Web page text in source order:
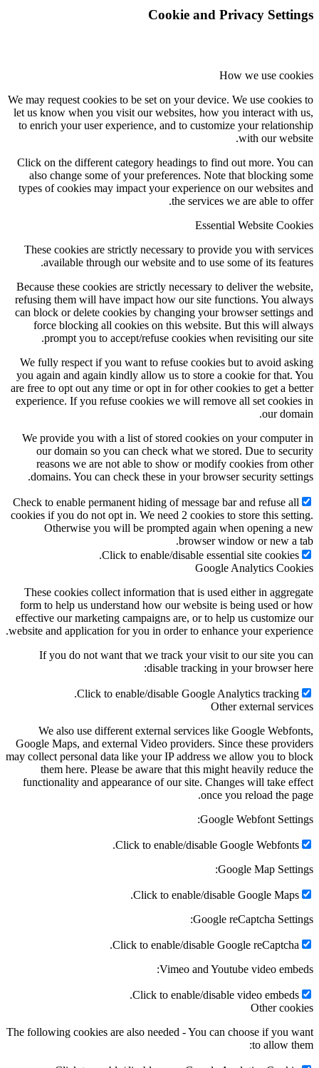
Cookie and Privacy Settings
How we use cookies
We may request cookies to be set on your device. We use cookies to
let us know when you visit our websites, how you interact with us,
to enrich your user experience, and to customize your relationship
with our website.
Click on the different category headings to find out more. You can
also change some of your preferences. Note that blocking some
types of cookies may impact your experience on our websites and
the services we are able to offer.
Essential Website Cookies
These cookies are strictly necessary to provide you with services
available through our website and to use some of its features.
Because these cookies are strictly necessary to deliver the website,
refusing them will have impact how our site functions. You always
can block or delete cookies by changing your browser settings and
force blocking all cookies on this website. But this will always
prompt you to accept/refuse cookies when revisiting our site.
We fully respect if you want to refuse cookies but to avoid asking
you again and again kindly allow us to store a cookie for that. You
are free to opt out any time or opt in for other cookies to get a better
experience. If you refuse cookies we will remove all set cookies in
our domain.
We provide you with a list of stored cookies on your computer in
our domain so you can check what we stored. Due to security
reasons we are not able to show or modify cookies from other
domains. You can check these in your browser security settings.
Check to enable permanent hiding of message bar and refuse all
cookies if you do not opt in. We need 2 cookies to store this setting.
Otherwise you will be prompted again when opening a new
browser window or new a tab.
Click to enable/disable essential site cookies.
Google Analytics Cookies
These cookies collect information that is used either in aggregate
form to help us understand how our website is being used or how
effective our marketing campaigns are, or to help us customize our
website and application for you in order to enhance your experience.
If you do not want that we track your visit to our site you can
disable tracking in your browser here:
Click to enable/disable Google Analytics tracking.
Other external services
We also use different external services like Google Webfonts,
Google Maps, and external Video providers. Since these providers
may collect personal data like your IP address we allow you to block
them here. Please be aware that this might heavily reduce the
functionality and appearance of our site. Changes will take effect
once you reload the page.
Google Webfont Settings:
Click to enable/disable Google Webfonts.
Google Map Settings:
Click to enable/disable Google Maps.
Google reCaptcha Settings:
Click to enable/disable Google reCaptcha.
Vimeo and Youtube video embeds:
Click to enable/disable video embeds.
Other cookies
The following cookies are also needed - You can choose if you want
to allow them: